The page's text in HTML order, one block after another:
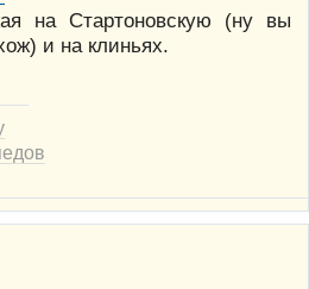
на Стартоновскую (ну вы
и на клиньях.